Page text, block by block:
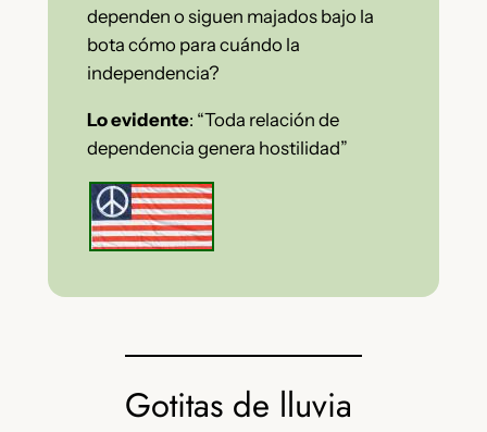
dependen o siguen majados bajo la
bota cómo para cuándo la
independencia?
Lo evidente: “Toda relación de
dependencia genera hostilidad”
Gotitas de lluvia